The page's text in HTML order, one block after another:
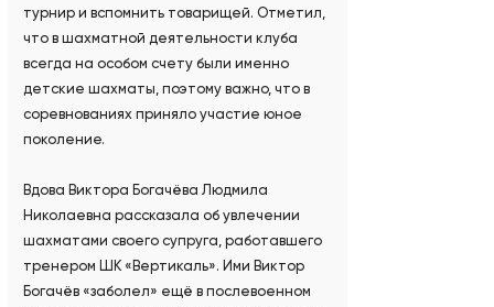
турнир и вспомнить товарищей. Отметил,
что в шахматной деятельности клуба
всегда на особом счету были именно
детские шахматы, поэтому важно, что в
соревнованиях приняло участие юное
поколение.
Вдова Виктора Богачёва Людмила
Николаевна рассказала об увлечении
шахматами своего супруга, работавшего
тренером ШК «Вертикаль». Ими Виктор
Богачёв «заболел» ещё в послевоенном